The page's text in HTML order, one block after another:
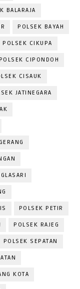
BALARAJA
POLSEK BAYAH
POLSEK CIKUPA
POLSEK CIPONDOH
CISAUK
JATINEGARA
POLSEK PETIR
POLSEK RAJEG
POLSEK SEPATAN
KOTA